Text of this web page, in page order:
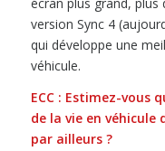
version Sync 4
qui développe une
véhicule.
ECC : Estimez-vous
de la vie en véhicule
par ailleurs ?